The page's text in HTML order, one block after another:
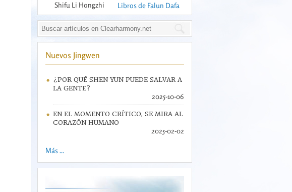
Shifu Li Hongzhi Libros de Falun Dafa
Nuevos Jingwen
¿POR QUÉ SHEN YUN PUEDE SALVAR A
LA GENTE?
2025-10-06
EN EL MOMENTO CRÍTICO, SE MIRA AL
CORAZÓN HUMANO
2025-02-02
Más ...